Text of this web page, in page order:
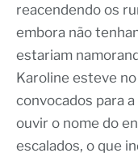
reacendendo os
embora não
estariam
Karoline esteve
convocados para
ouvir o nome do
escalados, o que